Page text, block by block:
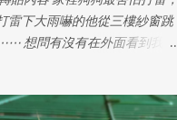
雷下大雨嚇的他從三樓紗窗跳
想問有沒有在外面看到我們
不喜歡狗狗 有看到幫我打